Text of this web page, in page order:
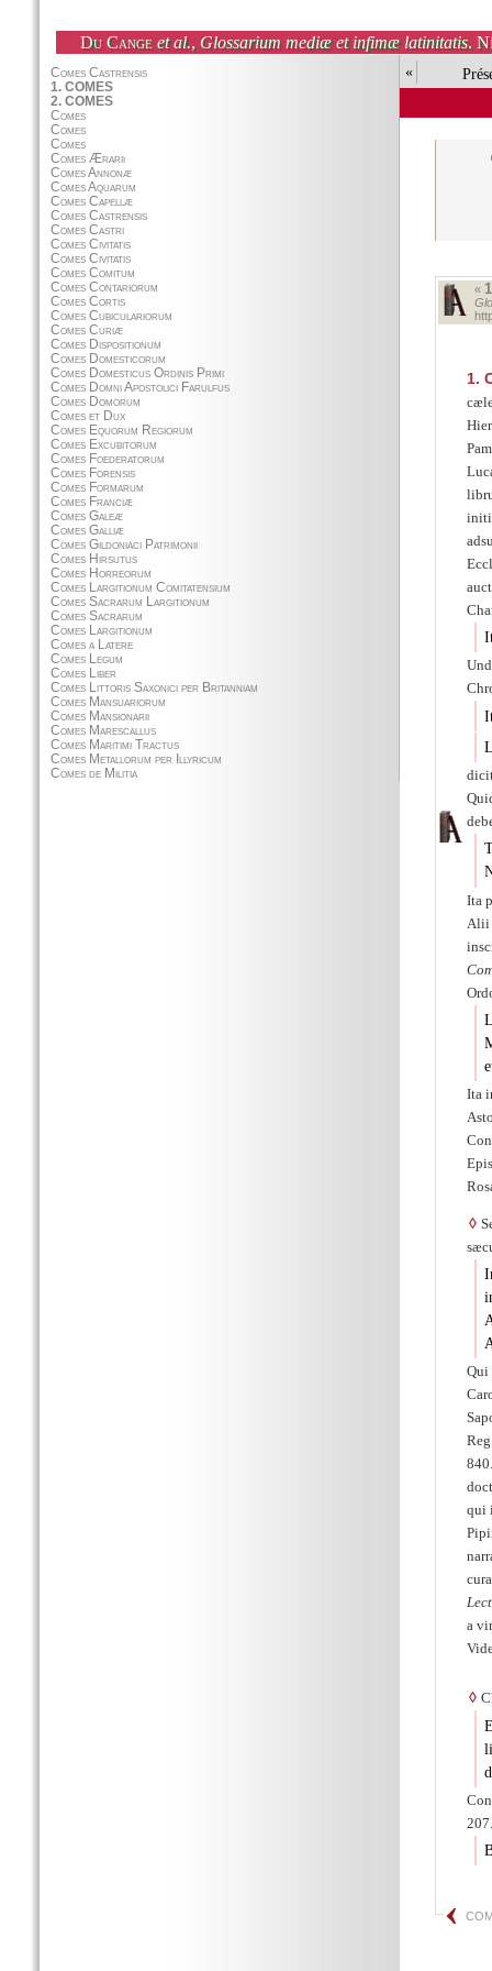
Du Cange et al., Glossarium mediæ et infimæ latinitatis.
«
«
1.
Ita
Alii
Ita
◊
qui
a
◊